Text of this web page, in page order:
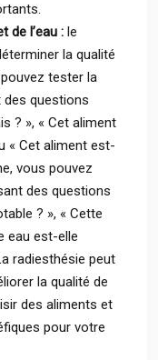
de l’eau : le
la qualité
tester la
des questions
? », « Cet aliment
« Cet aliment est-
vous pouvez
des questions
? », « Cette
eau est-elle
radiesthésie peut
la qualité de
des aliments et
pour votre